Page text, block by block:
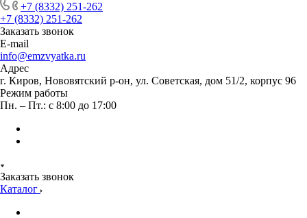
+7 (8332) 251-262
+7 (8332) 251-262
Заказать звонок
E-mail
info@emzvyatka.ru
Адрес
г. Киров, Нововятский р-он, ул. Советская, дом 51/2, корпус 96
Режим работы
Пн. – Пт.: с 8:00 до 17:00
Заказать звонок
Каталог